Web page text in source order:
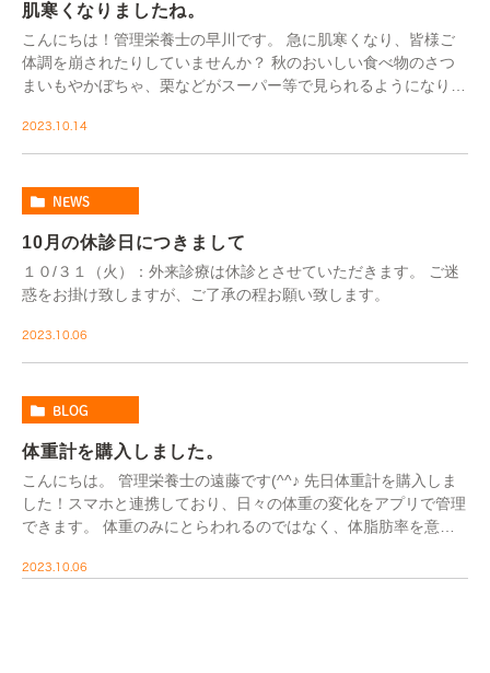
肌寒くなりましたね。
こんにちは！管理栄養士の早川です。 急に肌寒くなり、皆様ご
体調を崩されたりしていませんか？ 秋のおいしい食べ物のさつ
まいもやかぼちゃ、栗などがスーパー等で見られるようになりま
2023.10.14
NEWS
10月の休診日につきまして
１０/３１（火）：外来診療は休診とさせていただきます。 ご迷
惑をお掛け致しますが、ご了承の程お願い致します。
2023.10.06
BLOG
体重計を購入しました。
こんにちは。 管理栄養士の遠藤です(^^♪ 先日体重計を購入しま
した！スマホと連携しており、日々の体重の変化をアプリで管理
できます。 体重のみにとらわれるのではなく、体脂肪率を意識
2023.10.06